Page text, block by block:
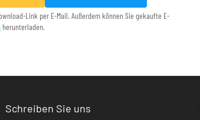
Link per E-Mail. Außerdem können Sie gekaufte E-
herunterladen.
Schreiben Sie uns